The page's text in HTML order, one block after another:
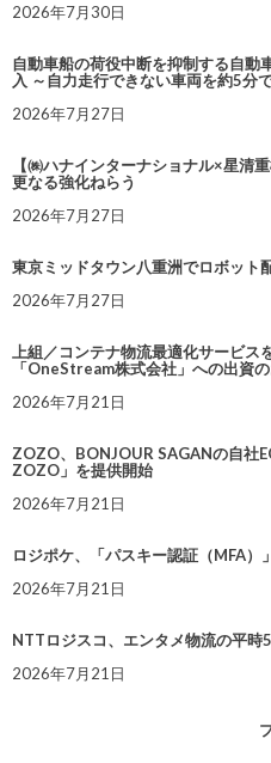
2026年7月30日
自動車船の荷役中断を抑制する自動
入 ～自力走行できない車両を約5分
2026年7月27日
【㈱ハナインターナショナル×星清
更なる強化ねらう
2026年7月27日
東京ミッドタウン八重洲でロボット
2026年7月27日
上組／コンテナ物流最適化サービ
「OneStream株式会社」への出資
2026年7月21日
ZOZO、BONJOUR SAGANの自社
ZOZO」を提供開始
2026年7月21日
ロジポケ、「パスキー認証（MFA）
2026年7月21日
NTTロジスコ、エンタメ物流の平
2026年7月21日